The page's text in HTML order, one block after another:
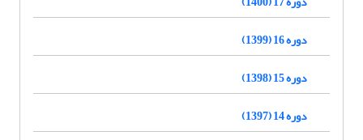
دوره 16 (1399)
دوره 15 (1398)
دوره 14 (1397)